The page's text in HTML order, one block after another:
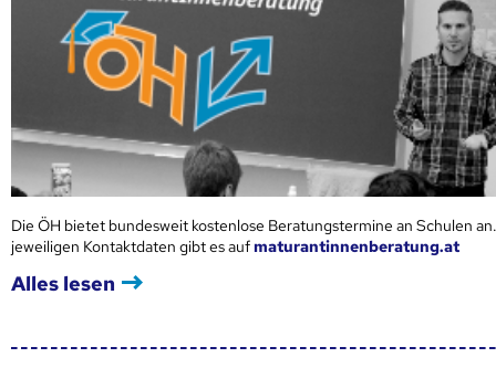
Die ÖH bietet bundesweit kostenlose Beratungstermine an Schulen
jeweiligen Kontaktdaten gibt es aufmaturantinnenberatung.at
Alles lesen